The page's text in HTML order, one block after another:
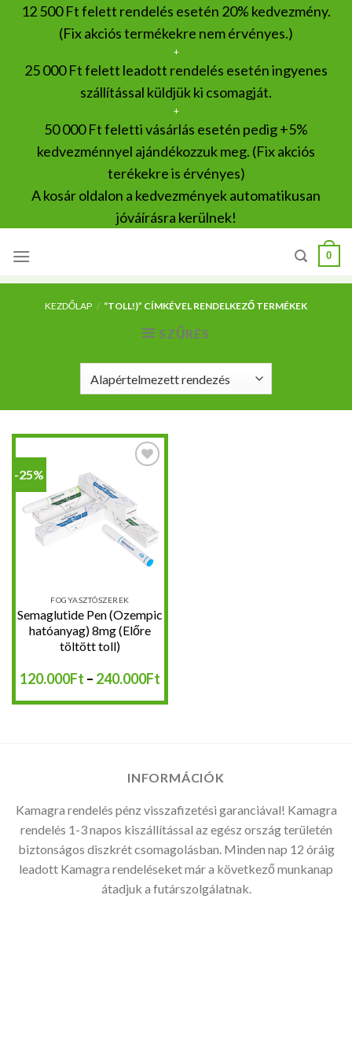
12 500 Ft felett rendelés esetén 20% kedvezmény.
(Fix akciós termékekre nem érvényes.)
+
25 000 Ft felett leadott rendelés esetén ingyenes
szállítással küldjük ki csomagját.
+
50 000 Ft feletti vásárlás esetén pedig +5%
kedvezménnyel ajándékozzuk meg. (Fix akciós
terékekre is érvényes)
A kosár oldalon a kedvezmények automatikusan
jóváírásra kerülnek!
0
KEZDŐLAP / “TOLL!)” CÍMKÉVEL RENDELKEZŐ TERMÉKEK
SZŰRÉS
-25%
Kedvencekhez
FOGYASZTÓSZEREK
Semaglutide Pen (Ozempic
hatóanyag) 8mg (Előre
töltött toll)
120.000Ft – 240.000Ft
-
INFORMÁCIÓK
Kamagra rendelés pénz visszafizetési garanciával! Kamagra
rendelés 1-3 napos kiszállítással az egész ország területén
biztonságos diszkrét csomagolásban. Minden nap 12 óráig
leadott Kamagra rendeléseket már a következő munkanap
átadjuk a futárszolgálatnak.